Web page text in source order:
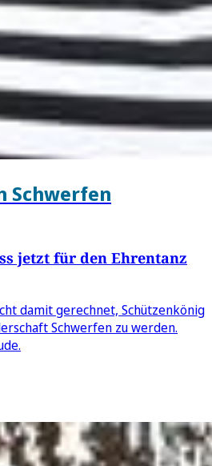
Schwerfen
jetzt für den Ehrentanz
damit gerechnet, Schützenkönig
Schwerfen zu werden.